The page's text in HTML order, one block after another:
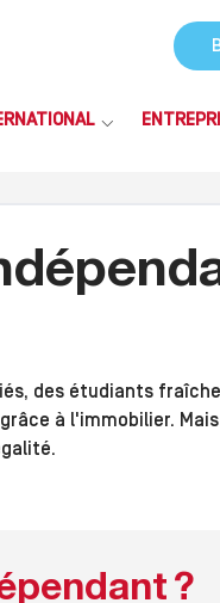
des étudiants
à l'immobilier.
?